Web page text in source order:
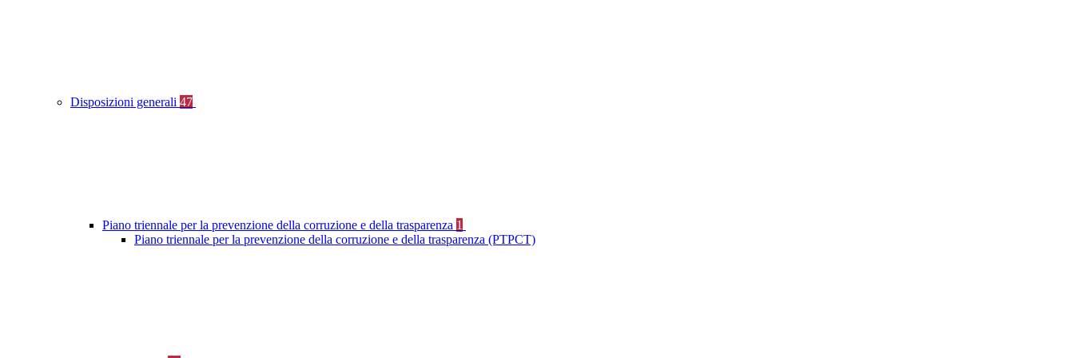
Disposizioni generali 47
Piano triennale per la prevenzione della corruzione e della trasparenza 1
Piano triennale per la prevenzione della corruzione e della trasparenza (PTPCT)